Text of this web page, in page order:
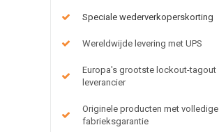
Speciale wederverkoperskorting
Wereldwijde levering met UPS
Europa's grootste lockout-tagout
leverancier
Originele producten met volledige
fabrieksgarantie